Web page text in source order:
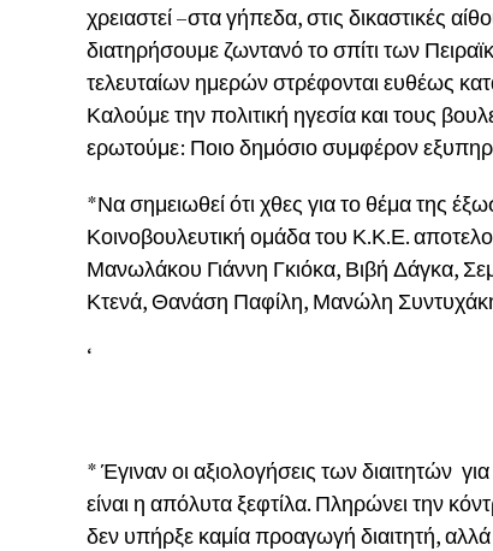
χρειαστεί –στα γήπεδα, στις δικαστικές
διατηρήσουμε ζωντανό το σπίτι των
τελευταίων ημερών στρέφονται ευθέως
Καλούμε την πολιτική ηγεσία και τους
ερωτούμε: Ποιο δημόσιο συμφέρον
*Να σημειωθεί ότι χθες για το θέμα της
Κοινοβουλευτική ομάδα του Κ.Κ.Ε.
Μανωλάκου Γιάννη Γκιόκα, Βιβή Δάγκα,
Κτενά, Θανάση Παφίλη, Μανώλη
‘
* Έγιναν οι αξιολογήσεις των διαιτητών
είναι η απόλυτα ξεφτίλα. Πληρώνει την
δεν υπήρξε καμία προαγωγή διαιτητή,